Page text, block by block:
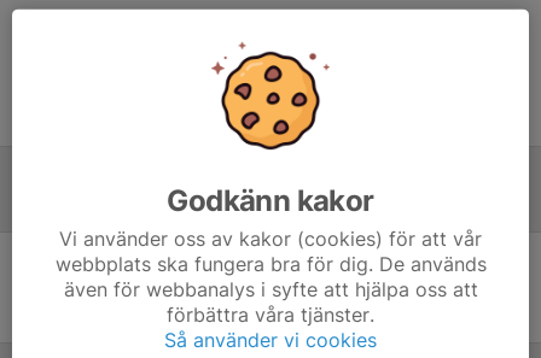
Samling 23:00
Laguppställning
Ingen uppställning ifylld
Godkänn kakor
Vi använder oss av kakor (cookies) för att vår
webbplats ska fungera bra för dig. De används
även för webbanalys i syfte att hjälpa oss att
förbättra våra tjänster.
Så använder vi cookies